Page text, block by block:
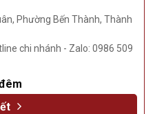
Phường Bến Thành, Thành
chi nhánh - Zalo: 0986 509